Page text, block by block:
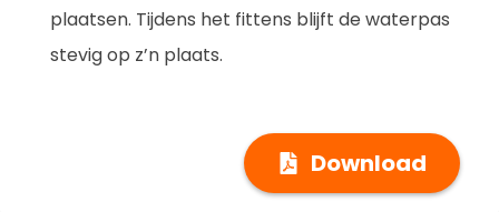
Download
plaatsen. Tijdens het fittens blijft de waterpas
stevig op z’n plaats.